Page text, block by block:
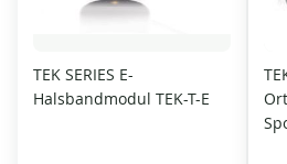
TEK SERIES E-
Halsbandmodul TEK-T-E